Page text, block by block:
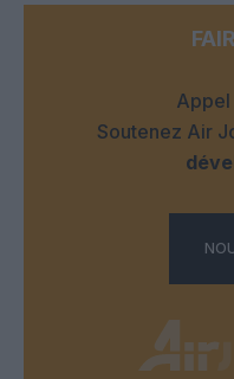
Appel
Soutenez Air